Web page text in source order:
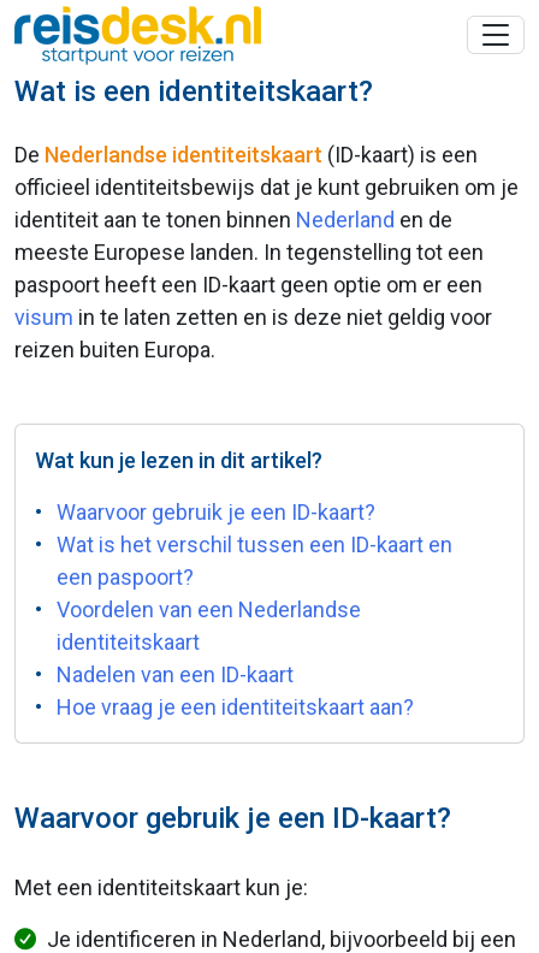
Wat is een identiteitskaart?
De Nederlandse identiteitskaart (ID-kaart) is een
officieel identiteitsbewijs dat je kunt gebruiken om je
identiteit aan te tonen binnen Nederland en de
meeste Europese landen. In tegenstelling tot een
paspoort heeft een ID-kaart geen optie om er een
visum in te laten zetten en is deze niet geldig voor
reizen buiten Europa.
Wat kun je lezen in dit artikel?
Waarvoor gebruik je een ID-kaart?
Wat is het verschil tussen een ID-kaart en
een paspoort?
Voordelen van een Nederlandse
identiteitskaart
Nadelen van een ID-kaart
Hoe vraag je een identiteitskaart aan?
Waarvoor gebruik je een ID-kaart?
Met een identiteitskaart kun je:
Je identificeren in Nederland, bijvoorbeeld bij een